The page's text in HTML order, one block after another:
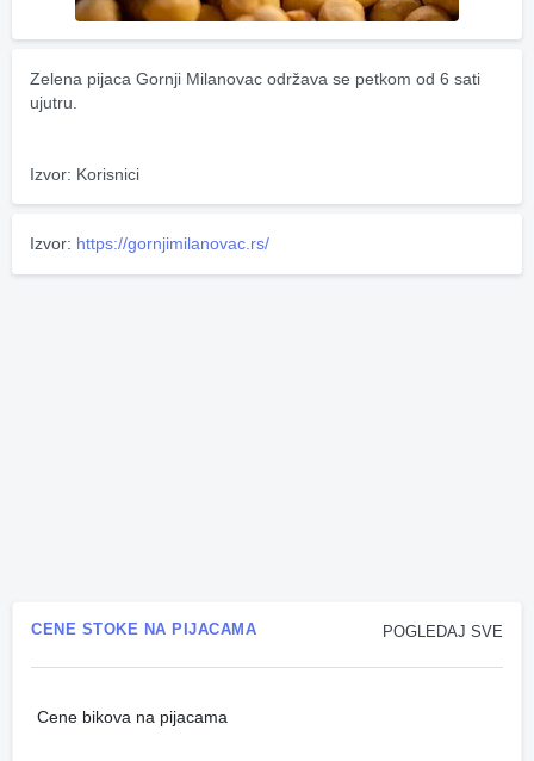
Zelena pijaca Gornji Milanovac održava se petkom od 6 sati
ujutru.
Izvor: Korisnici
Izvor: https://gornjimilanovac.rs/
POGLEDAJ SVE
CENE STOKE NA PIJACAMA
Cene bikova na pijacama